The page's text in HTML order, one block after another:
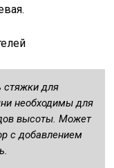
стяжки для
необходимы для
высоты. Может
с добавлением